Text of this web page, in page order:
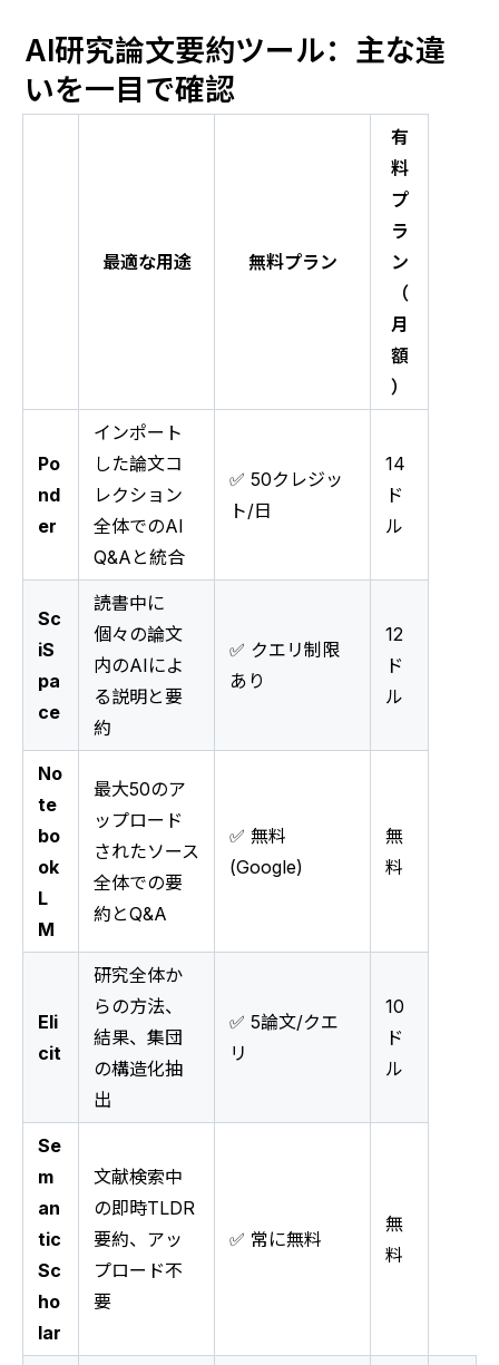
AI研究論文要約ツール：主な違
いを一目で確認
最適な用途 無料プラン
有
料
プ
ラ
ン
（
月
額
）
Po
nd
er
インポート
した論文コ
レクション
全体でのAI
Q&Aと統合
✅ 50クレジッ
ト/日
14
ド
ル
Sc
iS
pa
ce
読書中に
個々の論文
内のAIによ
る説明と要
約
✅ クエリ制限
あり
12
ド
ル
No
te
bo
ok
L
M
最大50のア
ップロード
されたソース
全体での要
約とQ&A
✅ 無料
(Google)
無
料
Eli
cit
研究全体か
らの方法、
結果、集団
の構造化抽
出
✅ 5論文/クエ
リ
10
ド
ル
Se
m
an
tic
Sc
ho
lar
文献検索中
の即時TLDR
要約、アッ
プロード不
要
✅ 常に無料
無
料